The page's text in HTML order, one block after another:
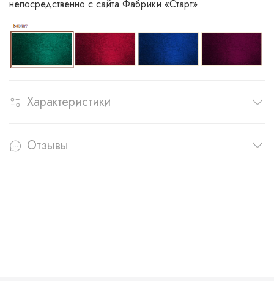
непосредственно с сайта Фабрики «Старт».
Характеристики
Отзывы